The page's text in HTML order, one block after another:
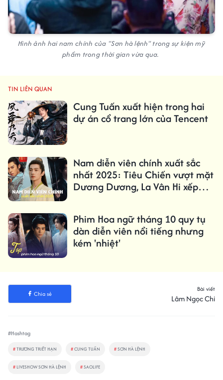
Hình ảnh hai nam chính của "Sơn hà lệnh" trong sự kiện mỹ
phẩm trong thời gian vừa qua.
TIN LIÊN QUAN
Cung Tuấn xuất hiện trong hai
dự án cổ trang lớn của Tencent
Nam diễn viên chính xuất sắc
nhất 2025: Tiêu Chiến vượt mặt
Dương Dương, La Vân Hi xếp
Phim Hoa ngữ tháng 10 quy tụ
dàn diễn viên nổi tiếng nhưng
kém 'nhiệt'
Chia sẻ
Bài viết
Lâm Ngọc Chi
#Hashtag
#TRƯƠNG TRIẾT HẠN #CUNG TUẤN #SƠN HÀ LỆNH
# LIVESHOW SƠN HÀ LỆNH #SAOLIFE